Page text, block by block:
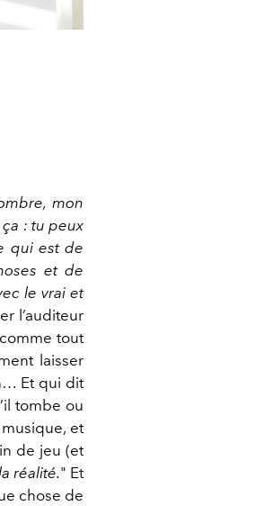
mon
: tu peux
qui est de
et de
le vrai et
l’auditeur
tout
laisser
Et qui dit
tombe ou
et
de jeu (et
réalité." Et
chose de